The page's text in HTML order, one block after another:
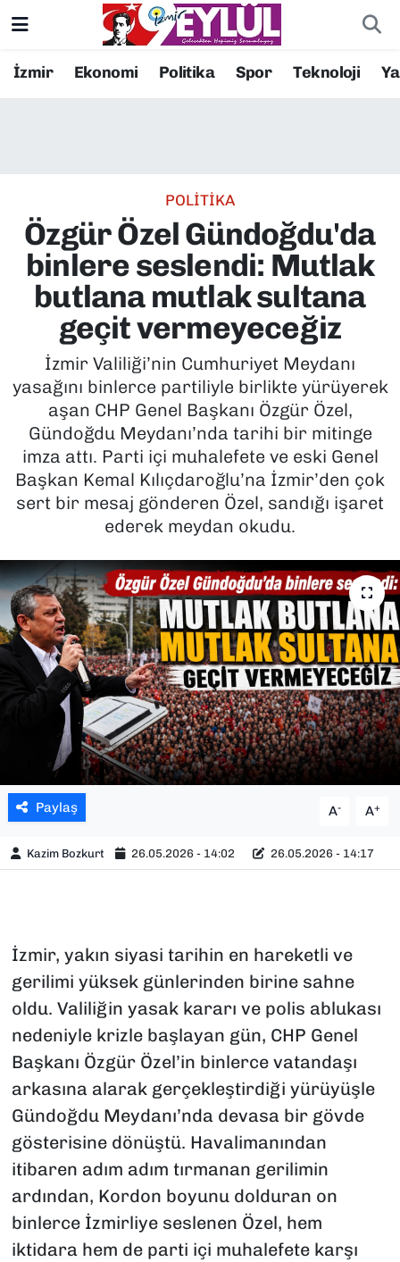
İzmir Ekonomi Politika Spor Teknoloji
POLİTİKA
Özgür Özel Gündoğdu'da
binlere seslendi: Mutlak
butlana mutlak sultana
geçit vermeyeceğiz
İzmir Valiliği’nin Cumhuriyet Meydanı
yasağını binlerce partiliyle birlikte yürüyerek
aşan CHP Genel Başkanı Özgür Özel,
Gündoğdu Meydanı’nda tarihi bir mitinge
imza attı. Parti içi muhalefete ve eski Genel
Başkan Kemal Kılıçdaroğlu’na İzmir’den çok
sert bir mesaj gönderen Özel, sandığı işaret
ederek meydan okudu.
Paylaş A- A+
Kazim Bozkurt 26.05.2026 - 14:02 26.05.2026 - 14:17
İzmir, yakın siyasi tarihin en hareketli ve
gerilimi yüksek günlerinden birine sahne
oldu. Valiliğin yasak kararı ve polis ablukası
nedeniyle krizle başlayan gün, CHP Genel
Başkanı Özgür Özel’in binlerce vatandaşı
arkasına alarak gerçekleştirdiği yürüyüşle
Gündoğdu Meydanı’nda devasa bir gövde
gösterisine dönüştü. Havalimanından
itibaren adım adım tırmanan gerilimin
ardından, Kordon boyunu dolduran on
binlerce İzmirliye seslenen Özel, hem
iktidara hem de parti içi muhalefete karşı
Resmi İlanlar
EKONOMİ
KÜLTÜR SANAT
MAGAZİN
POLİTİKA
SAĞLIK
SPOR
TEKNOLOJİ
YAŞAM
YEREL YÖNETİMLER
Konak Nöbetçi Eczaneler
Süper Lig Puan Durumu ve Fikstür
Tüm Manşetler
Son Dakika Haberleri
Haber Arşivi